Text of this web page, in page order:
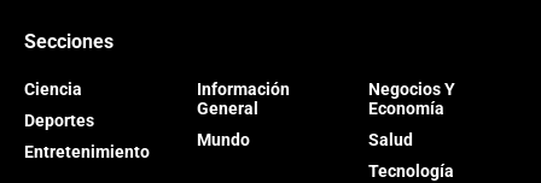
Secciones
Ciencia
Deportes
Entretenimiento
Información
General
Mundo
Negocios Y
Economía
Salud
Tecnología